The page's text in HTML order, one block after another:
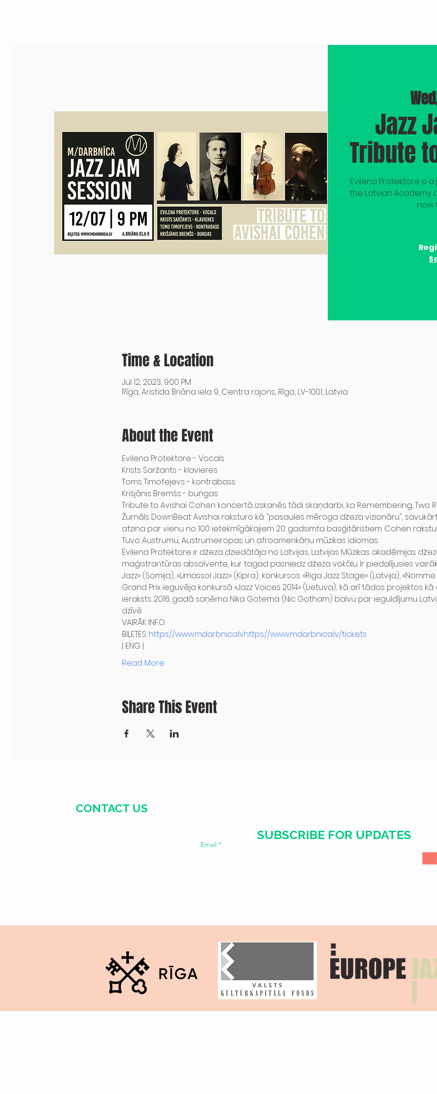
Jazz
Tribute
Evilena Protektore is
the Latvian Academy
now
Time & Location
Jul 12, 2023, 9:00 PM
Rīga, Aristida Briāna iela 9, Centra rajons, Rīga, LV-1001, Latvia
About the Event
Evilena Protektore - Vocals
Krists Saržants - klavieres
Toms Timofejevs - kontrabass
Krišjānis Bremšs - bungas
Tribute to Avishai Cohen koncertā izskanēs tādi skaņdarbi, ka Remembering, Two
Žurnāls DownBeat Avishai raksturo kā: "pasaules mēroga džeza vizionāru",
atzina par vienu no 100 ietekmīgākajiem 20. gadsimta basģitāristiem. Cohen
Tuvo Austrumu, Austrumeiropas un afroamerikāņu mūzikas idiomas.
Evilena Protektore ir džeza dziedātāja no Latvijas, Latvijas Mūzikas akadēmijas
maģistrantūras absolvente, kur tagad pasniedz džeza vokālu. Ir piedalījusies
Jazz» (Somija), «Limassol Jazz» (Kipra); konkursos: «Riga Jazz Stage» (Latvija),
Grand Prix ieguvēja konkursā «Jazz Voices 2014» (Lietuva); kā arī tādos projektos kā
ieraksts. 2016. gadā saņēma Nika Gotema (Nic Gotham) balvu par ieguldījumu
dzīvē.
VAIRĀK INFO:
BIĻETES: https://www.mdarbnica.lvhttps://www.mdarbnica.lv/tickets
| ENG |
Read More
Share This Event
CONTACT US
SUBSCRIBE FOR UPDATES
Email